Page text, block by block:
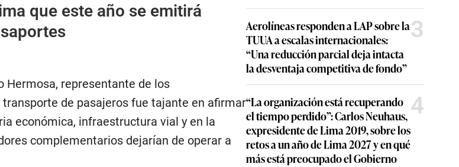
que este año se emitirá
Hermosa, representante de los
de pasajeros fue tajante en afirmar
económica, infraestructura vial y en la
complementarios dejarían de operar a
Aerolíneas responden a LAP sobre la
TUUA a escalas internacionales:
“Una reducción parcial deja intacta
la desventaja competitiva de fondo”
3
“La organización está recuperando
el tiempo perdido”: Carlos Neuhaus,
expresidente de Lima 2019, sobre los
retos a un año de Lima 2027 y en qué
más está preocupado el Gobierno
4